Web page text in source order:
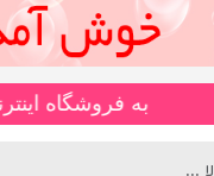
به فروشگاه اینترنتی آدلی شاپ خوش آمدید